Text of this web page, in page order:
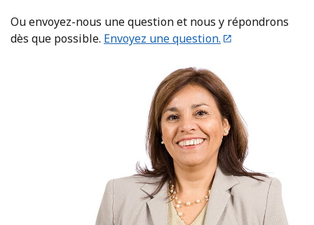
Ou envoyez-nous une question et nous y répondrons
dès que possible. Envoyez une question.